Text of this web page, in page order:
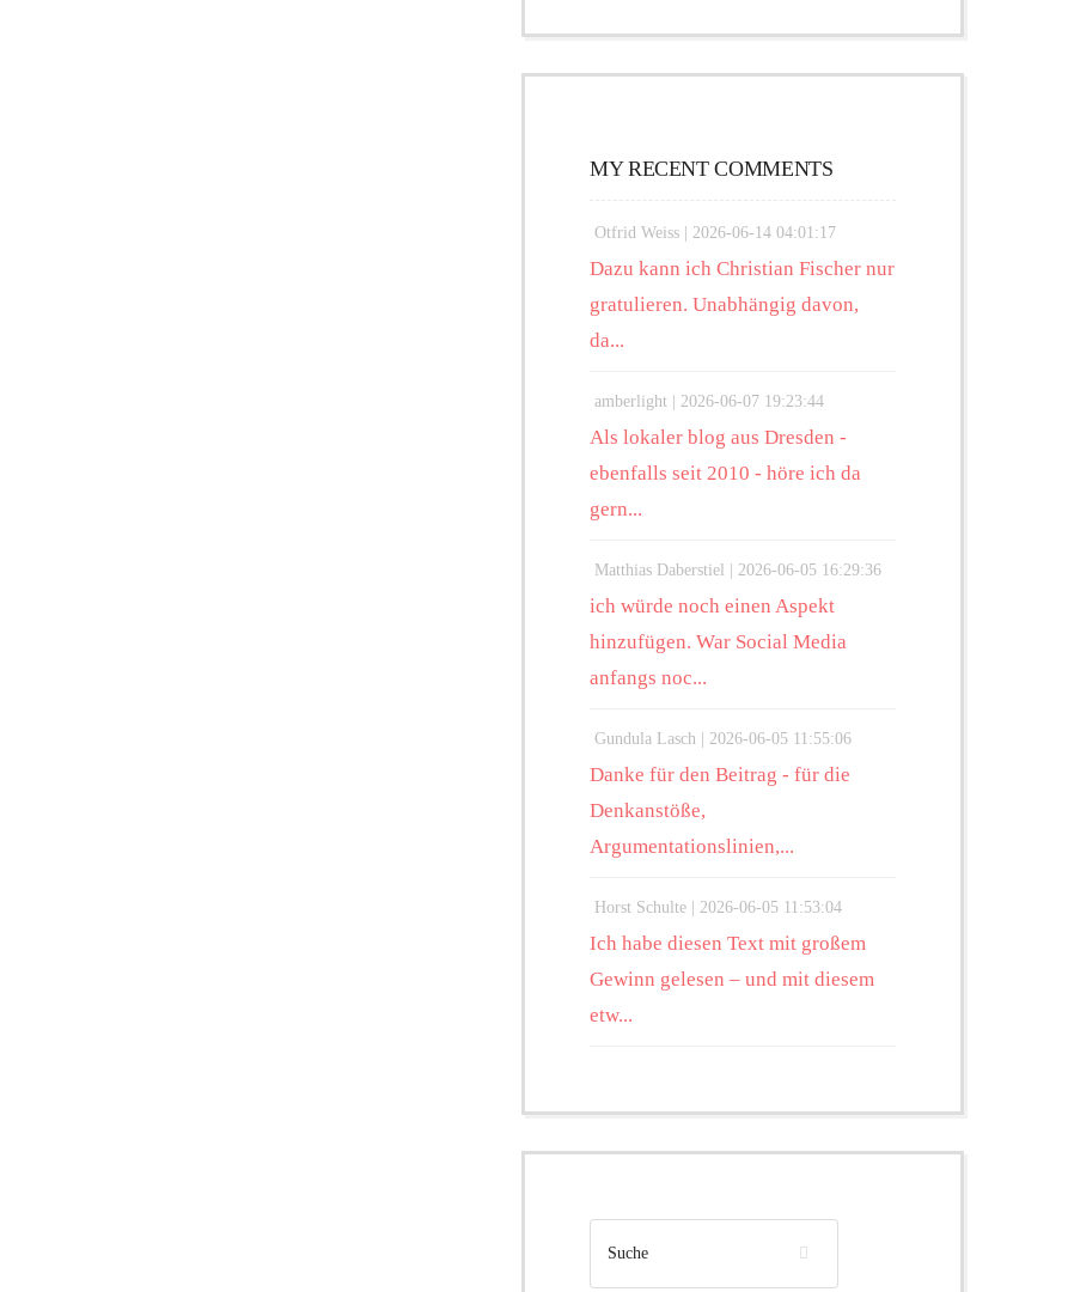
MY RECENT COMMENTS
Otfrid Weiss | 2026-06-14 04:01:17
Dazu kann ich Christian Fischer nur
gratulieren. Unabhängig davon,
da...
amberlight | 2026-06-07 19:23:44
Als lokaler blog aus Dresden -
ebenfalls seit 2010 - höre ich da
gern...
Matthias Daberstiel | 2026-06-05 16:29:36
ich würde noch einen Aspekt
hinzufügen. War Social Media
anfangs noc...
Gundula Lasch | 2026-06-05 11:55:06
Danke für den Beitrag - für die
Denkanstöße,
Argumentationslinien,...
Horst Schulte | 2026-06-05 11:53:04
Ich habe diesen Text mit großem
Gewinn gelesen – und mit diesem
etw...